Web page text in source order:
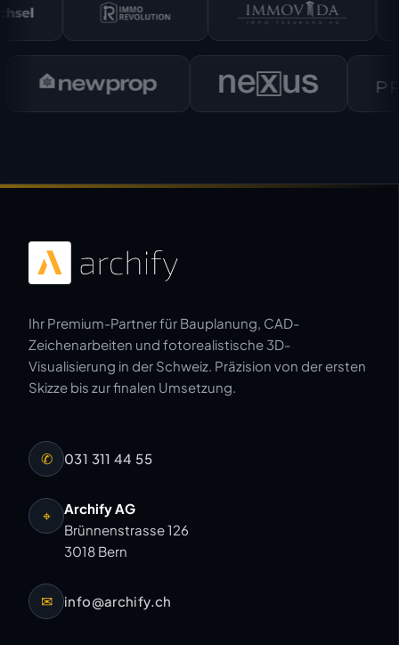
Ihr Premium-Partner für Bauplanung, CAD-
Zeichenarbeiten und fotorealistische 3D-
Visualisierung in der Schweiz. Präzision von der ersten
Skizze bis zur finalen Umsetzung.
✆ 031 311 44 55
⌖
Archify AG
Brünnenstrasse 126
3018 Bern
✉ info@archify.ch